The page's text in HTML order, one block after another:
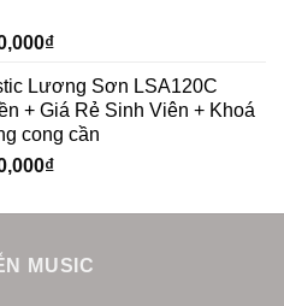
₫
Lương Sơn LSA120C
+ Giá Rẻ Sinh Viên + Khoá
cong cần
₫
MUSIC